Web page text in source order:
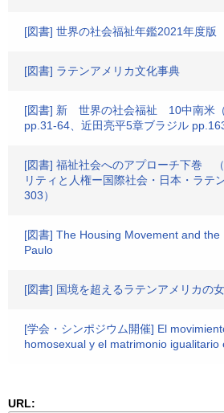
[図書] 世界の社会福祉年鑑2021年度版
[図書] ラテンアメリカ文化事典
[図書] 新 世界の社会福祉 10中南米
pp.31-64、近田亮平5章ブラジル
[図書] 福祉社会へのアプローチ下巻
リティと人権ー国際社会・日本・ラテ
303）
[図書] The Housing Movement and
Paulo
[図書] 国境を超えるラテンアメリカの
[学会・シンポジウム開催] El
homosexual y el matrimonio igualitario
URL: